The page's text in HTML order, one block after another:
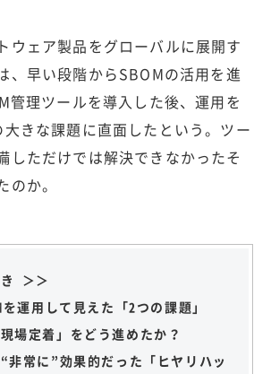
ウェア製品をグローバルに展開す
、早い段階からSBOMの活用を進
管理ツールを導入した後、運用を
きな課題に直面したという。ツー
しただけでは解決できなかったそ
か。
＞＞
を運用して見えた「2つの課題」
場定着」をどう進めたか？
非常に”効果的だった「ヒヤリハッ